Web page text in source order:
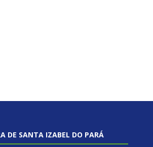
DE SANTA IZABEL DO PARÁ